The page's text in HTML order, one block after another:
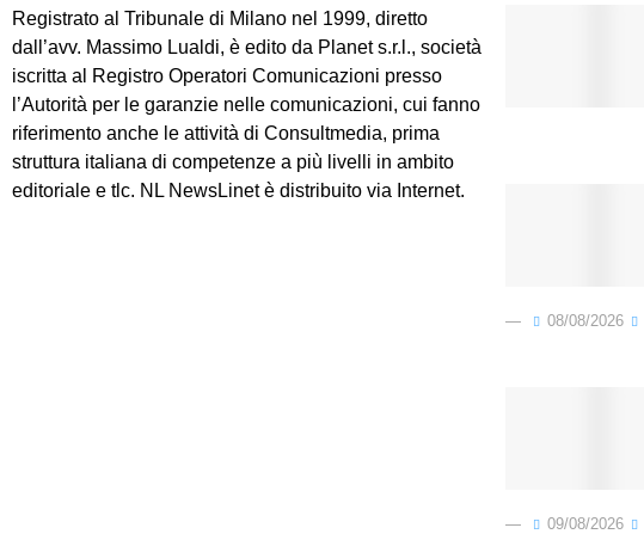
Registrato al Tribunale di Milano nel 1999, diretto
dall’avv. Massimo Lualdi, è edito da Planet s.r.l., società
iscritta al Registro Operatori Comunicazioni presso
l’Autorità per le garanzie nelle comunicazioni, cui fanno
riferimento anche le attività di Consultmedia, prima
struttura italiana di competenze a più livelli in ambito
editoriale e tlc. NL NewsLinet è distribuito via Internet.
08/08/2026
09/08/2026